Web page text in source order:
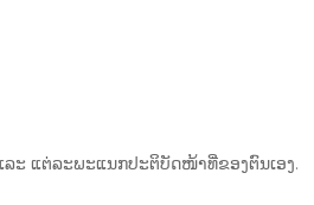
ະ ແຕ່ລະພະແນກປະຕິບັດໜ້າທີ່ຂອງຕົນເອງ.